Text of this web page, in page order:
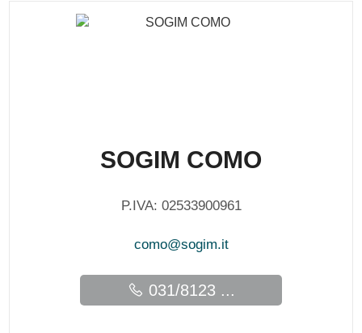
SOGIM COMO
P.IVA: 02533900961
como@sogim.it
031/8123 ...